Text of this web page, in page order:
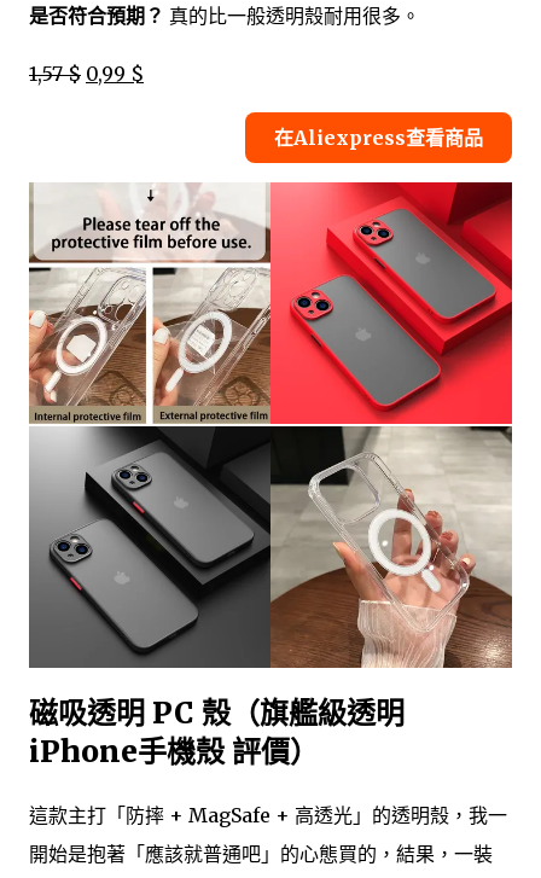
是否符合預期？ 真的比一般透明殼耐用很多。
1,57 $ 0,99 $
在Aliexpress查看商品
磁吸透明 PC 殼（旗艦級透明
iPhone手機殼 評價）
這款主打「防摔 + MagSafe + 高透光」的透明殼，我一
開始是抱著「應該就普通吧」的心態買的，結果，一裝